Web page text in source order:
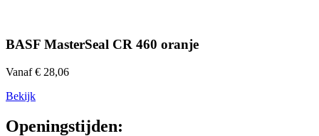
BASF MasterSeal CR 460 oranje
Vanaf € 28,06
Bekijk
Openingstijden: